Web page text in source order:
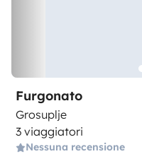
Furgonato
Grosuplje
3 viaggiatori
Nessuna recensione